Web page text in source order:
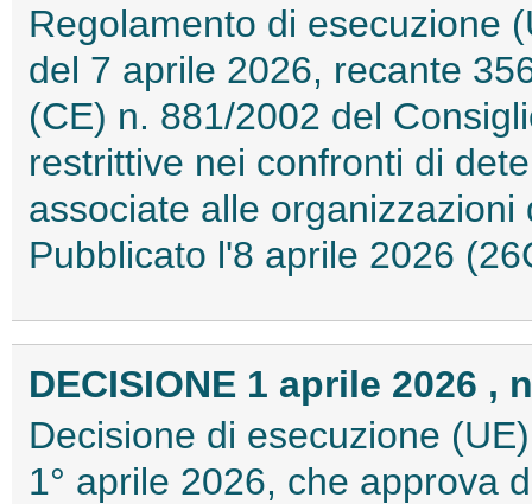
Regolamento di esecuzione
del 7 aprile 2026, recante
(CE) n. 881/2002 del
restrittive nei confronti di
associate alle
Pubblicato l'8 aprile 2026
DECISIONE 1 aprile 2026 ,
Decisione di esecuzione
1° aprile 2026, che approva